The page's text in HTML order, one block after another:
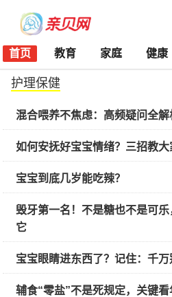
首页 教育 家庭 健康
护理保健
混合喂养不焦虑：高频疑问全
如何安抚好宝宝情绪？三招教大
宝宝到底几岁能吃辣？
毁牙第一名！不是糖也不是可
它
宝宝眼睛进东西了？记住：千万
辅食“零盐”不是死规定，关键